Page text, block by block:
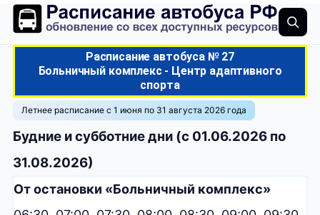
Расписание автобуса № 27
Больничный комплекс - Центр адаптивного
спорта
Летнее расписание с 1 июня по 31 августа 2026 года
Будние и субботние дни (с 01.06.2026 по
31.08.2026)
От остановки «Больничный комплекс»